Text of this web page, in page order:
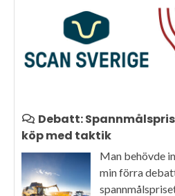
Debatt:
köp med taktik
Man behövde
min förra